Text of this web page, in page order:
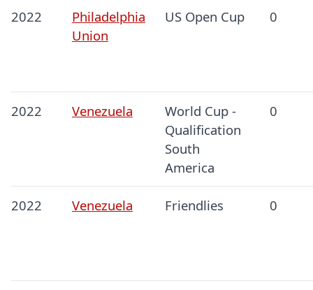
2022
Philadelphia
Union
US Open Cup 0
2022 Venezuela
World Cup -
Qualification
South
America
0
2022 Venezuela Friendlies 0